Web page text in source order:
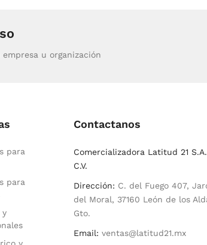
u organización
para
para
y
Contactanos
Comercializadora Latitud 21
C.V.
Dirección: C. del Fuego 407,
del Moral, 37160 León de los
Gto.
Email: ventas@latitud21.mx